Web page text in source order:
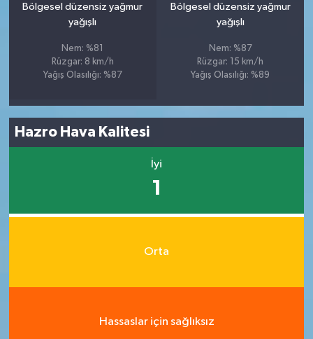
Bölgesel düzensiz yağmur
yağışlı
Nem: %81
Rüzgar: 8 km/h
Yağış Olasılığı: %87
Bölgesel düzensiz yağmur
yağışlı
Nem: %87
Rüzgar: 15 km/h
Yağış Olasılığı: %89
Hazro Hava Kalitesi
İyi
1
Orta
Hassaslar için sağlıksız